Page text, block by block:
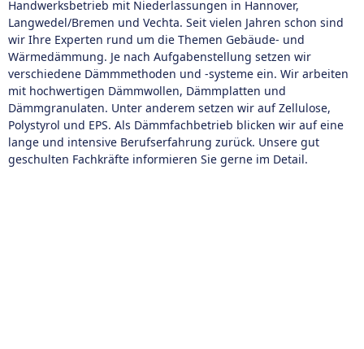
Handwerksbetrieb mit Niederlassungen in Hannover,
Langwedel/Bremen und Vechta. Seit vielen Jahren schon sind
wir Ihre Experten rund um die Themen Gebäude- und
Wärmedämmung. Je nach Aufgabenstellung setzen wir
verschiedene Dämmmethoden und -systeme ein. Wir arbeiten
mit hochwertigen Dämmwollen, Dämmplatten und
Dämmgranulaten. Unter anderem setzen wir auf Zellulose,
Polystyrol und EPS. Als Dämmfachbetrieb blicken wir auf eine
lange und intensive Berufserfahrung zurück. Unsere gut
geschulten Fachkräfte informieren Sie gerne im Detail.